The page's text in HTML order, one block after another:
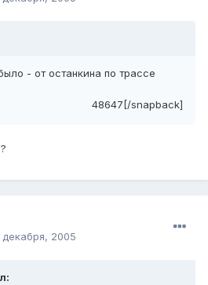
- от останкина по трассе
48647[/snapback]
декабря, 2005